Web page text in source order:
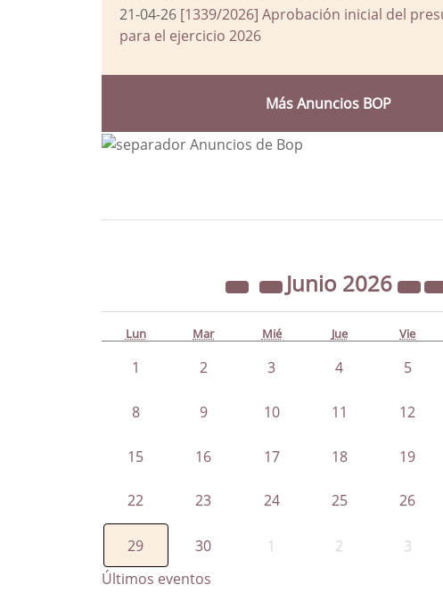
21-04-26 [1339/2026] Aprobación inicial del
para el ejercicio 2026
Más Anuncios BOP
Junio 2026
Lun Mar Mié Jue Vie
1 2 3 4 5
8 9 10 11 12
15 16 17 18 19
22 23 24 25 26
29 30 1 2 3
Últimos eventos